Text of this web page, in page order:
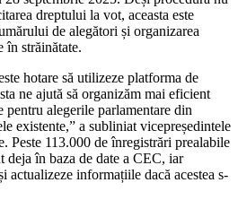
dreptului la vot, aceasta este
de alegători și organizarea
în străinătate.
hotare să utilizeze platforma de
ne ajută să organizăm mai eficient
pentru alegerile parlamentare din
existente,” a subliniat vicepreședintele
Peste 113.000 de înregistrări prealabile
deja în baza de date a CEC, iar
actualizeze informațiile dacă acestea s-